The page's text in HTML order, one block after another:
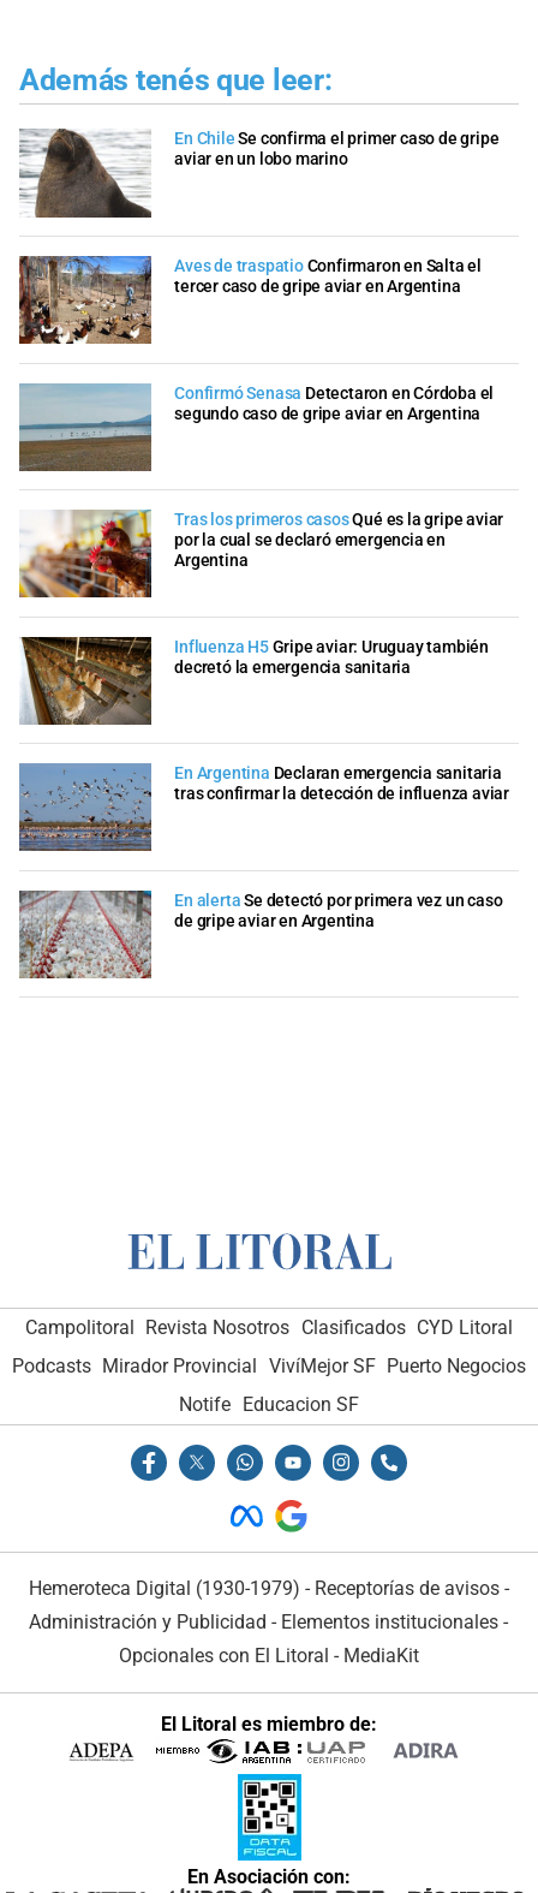
Además tenés que leer:
En Chile Se confirma el primer caso de gripe
aviar en un lobo marino
Aves de traspatioConfirmaron en Salta el
tercer caso de gripe aviar en Argentina
Confirmó Senasa Detectaron en Córdoba el
segundo caso de gripe aviar en Argentina
Tras los primeros casosQué es la gripe aviar
por la cual se declaró emergencia en
Argentina
Influenza H5Gripe aviar: Uruguay también
decretó la emergencia sanitaria
En Argentina Declaran emergencia sanitaria
tras confirmar la detección de influenza aviar
En alertaSe detectó por primera vez un caso
de gripe aviar en Argentina
Campolitoral Revista Nosotros Clasificados CYD Litoral
Podcasts Mirador Provincial VivíMejor SF Puerto Negocios
Notife Educacion SF
Hemeroteca Digital (1930-1979) - Receptorías de avisos -
Administración y Publicidad - Elementos institucionales -
Opcionales con El Litoral - MediaKit
El Litoral es miembro de:
En Asociación con: